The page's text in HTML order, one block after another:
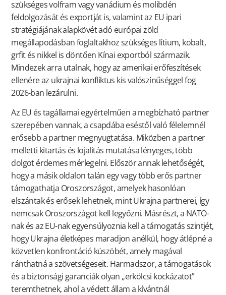
szükséges volfram vagy vanádium és molibdén
feldolgozását és exportját is, valamint az EU ipari
stratégiájának alapkövét adó európai zöld
megállapodásban foglaltakhoz szükséges lítium, kobalt,
grfit és nikkel is döntően Kínai exportból származik.
Mindezek arra utalnak, hogy az amerikai erőfeszítések
ellenére az ukrajnai konfliktus kis valószínűséggel fog
2026-ban lezárulni.
Az EU és tagállamai egyértelműen a megbízható partner
szerepében vannak, a csapdába eséstől való félelemnél
erősebb a partner megnyugtatása. Miközben a partner
melletti kitartás és lojalitás mutatása lényeges, több
dolgot érdemes mérlegelni. Először annak lehetőségét,
hogy a másik oldalon talán egy vagy több erős partner
támogathatja Oroszországot, amelyek hasonlóan
elszántak és erősek lehetnek, mint Ukrajna partnerei, így
nemcsak Oroszországot kell legyőzni. Másrészt, a NATO-
nak és az EU-nak egyensúlyoznia kell a támogatás szintjét,
hogy Ukrajna életképes maradjon anélkül, hogy átlépné a
közvetlen konfrontáció küszöbét, amely magával
ránthatná a szövetségeseit. Harmadszor, a támogatások
és a biztonsági garanciák olyan „erkölcsi kockázatot”
teremthetnek, ahol a védett állam a kívántnál